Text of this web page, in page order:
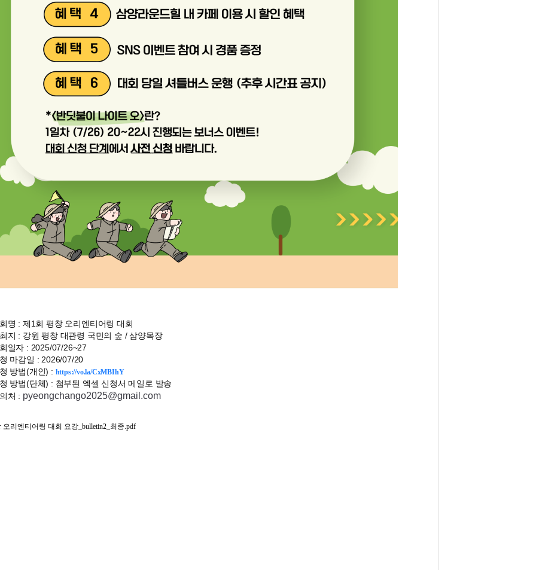
명 : 제1회 평창 오리엔티어링 대회
지 : 강원 평창 대관령 국민의 숲 / 삼양목장
일자 : 2025/07/26~27
마감일 : 2026/07/20
방법(개인) : https://vo.la/CxMBIhY
방법(단체) : 첨부된 엑셀 신청서 메일로 발송
처 : pyeongchango2025@gmail.com
오리엔티어링 대회 요강_bulletin2_최종.pdf